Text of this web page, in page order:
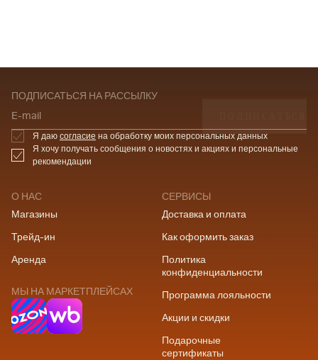
О НАС
Магазины
Трейд-ин
Аренда
МЫ НА МАРКЕТПЛЕЙСАХ
СЕРВИСЫ
Доставка и оплата
Как оформить заказ
Политика
конфиденциальности
Программа лояльности
Акции и скидки
Подарочные
сертификаты
ПОДПИСАТЬСЯ НА РАССЫЛКУ
E-mail
Я даю согласие на обработку моих персональных данных
Я хочу получать сообщения о новостях и акциях и персональные
рекомендации